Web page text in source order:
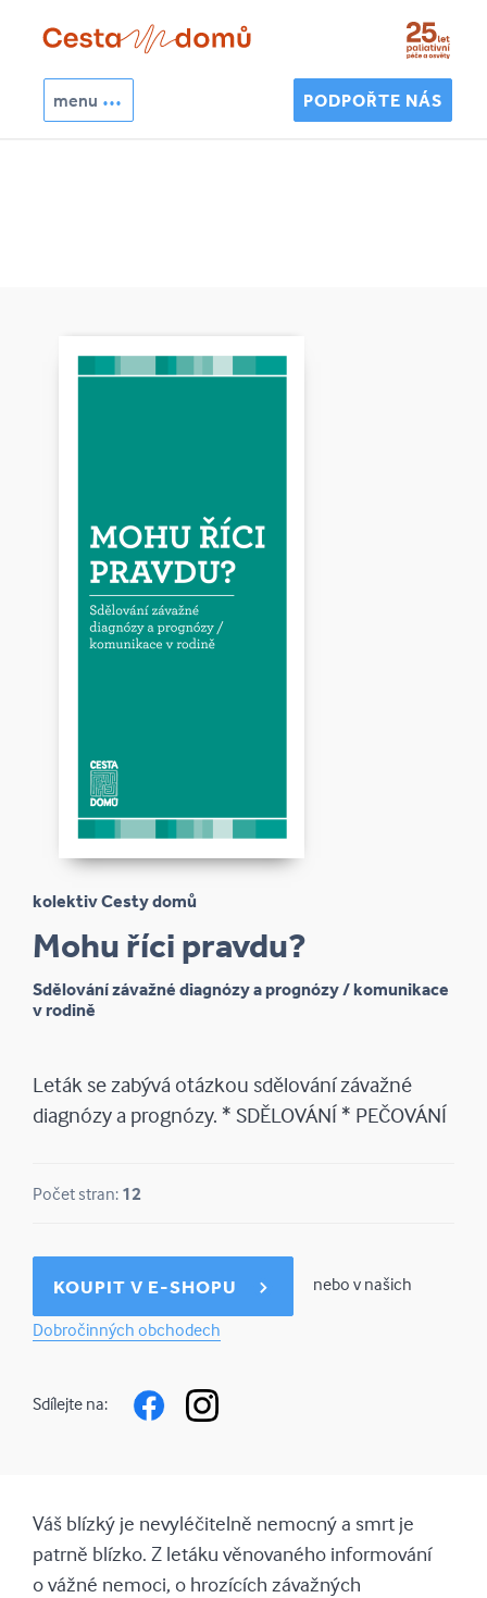
Přejít k hlavnímu obsahu
menu PODPOŘTE NÁS
kolektiv Cesty domů
Mohu říci pravdu?
Sdělování závažné diagnózy a prognózy / komunikace
v rodině
Leták se zabývá otázkou sdělování závažné
diagnózy a prognózy. * SDĚLOVÁNÍ * PEČOVÁNÍ
Počet stran: 12
KOUPIT V E-SHOPU nebo v našich
Dobročinných obchodech
Sdílejte na:
Váš blízký je nevyléčitelně nemocný a smrt je
patrně blízko. Z letáku věnovaného informování
o vážné nemoci, o hrozících závažných